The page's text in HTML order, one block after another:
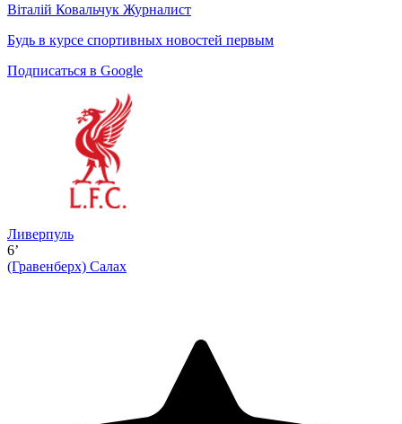
Віталій Ковальчук Журналист
Будь в курсе спортивных новостей первым
Подписаться в Google
Ливерпуль
6’
(Гравенберх) Салах